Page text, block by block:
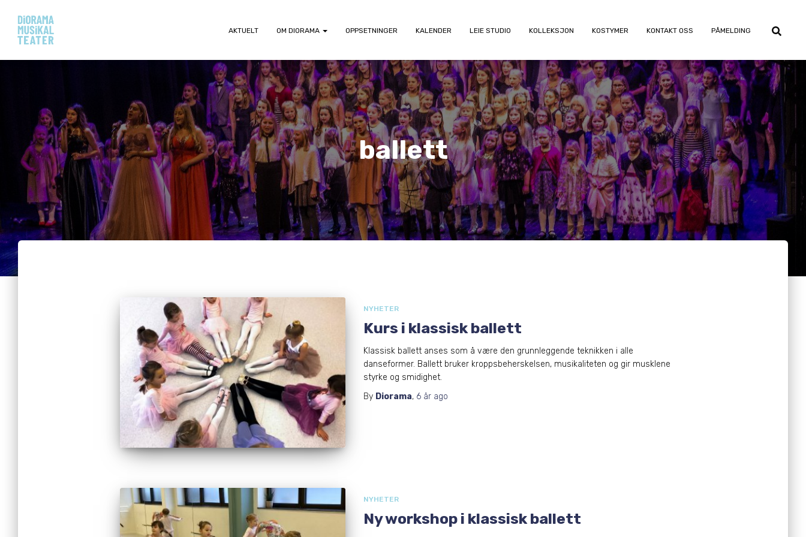
AKTUELT OM DIORAMA OPPSETNINGER KALENDER LEIE STUDIO KOLLEKSJON KOSTYMER KONTAKT OSS PÅMELDING
ballett
NYHETER
Kurs i klassisk ballett
Klassisk ballett anses som å være den grunnleggende teknikken i alle
danseformer. Ballett bruker kroppsbeherskelsen, musikaliteten og gir musklene
styrke og smidighet.
By Diorama, 6 årago
NYHETER
Ny workshop i klassisk ballett